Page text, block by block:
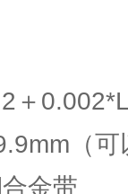
＋
（可
金带